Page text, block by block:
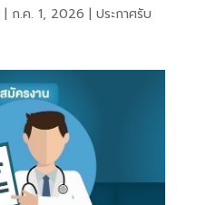
| ก.ค. 1, 2026 | ประกาศรับ